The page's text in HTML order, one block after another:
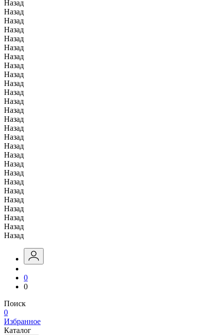
Назад
Назад
Назад
Назад
Назад
Назад
Назад
Назад
Назад
Назад
Назад
Назад
Назад
Назад
Назад
Назад
Назад
Назад
Назад
Назад
Назад
Назад
Назад
Назад
Назад
Назад
Назад
0
0
Поиск
0
Избранное
Каталог